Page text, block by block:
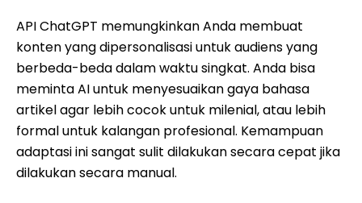
API ChatGPT memungkinkan Anda membuat
konten yang dipersonalisasi untuk audiens yang
berbeda-beda dalam waktu singkat. Anda bisa
meminta AI untuk menyesuaikan gaya bahasa
artikel agar lebih cocok untuk milenial, atau lebih
formal untuk kalangan profesional. Kemampuan
adaptasi ini sangat sulit dilakukan secara cepat jika
dilakukan secara manual.